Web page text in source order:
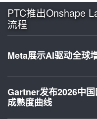
PTC推出Onshape
流程
Meta展示AI驱动全球
Gartner发布2026中
成熟度曲线